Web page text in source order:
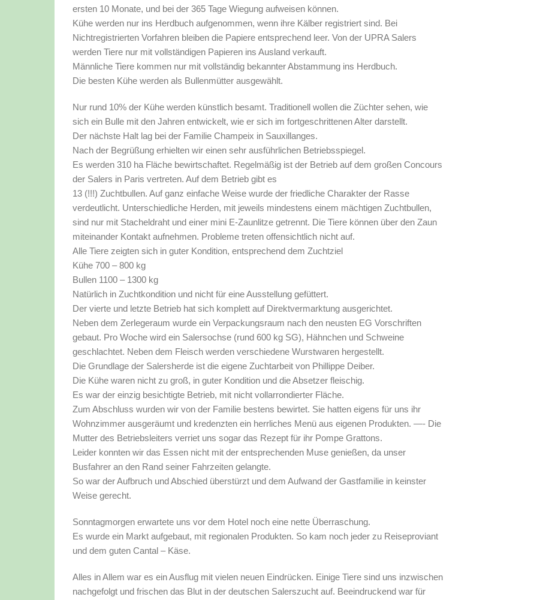
ersten 10 Monate, und bei der 365 Tage Wiegung aufweisen können.
Kühe werden nur ins Herdbuch aufgenommen, wenn ihre Kälber registriert sind. Bei
Nichtregistrierten Vorfahren bleiben die Papiere entsprechend leer. Von der UPRA Salers
werden Tiere nur mit vollständigen Papieren ins Ausland verkauft.
Männliche Tiere kommen nur mit vollständig bekannter Abstammung ins Herdbuch.
Die besten Kühe werden als Bullenmütter ausgewählt.
Nur rund 10% der Kühe werden künstlich besamt. Traditionell wollen die Züchter sehen, wie
sich ein Bulle mit den Jahren entwickelt, wie er sich im fortgeschrittenen Alter darstellt.
Der nächste Halt lag bei der Familie Champeix in Sauxillanges.
Nach der Begrüßung erhielten wir einen sehr ausführlichen Betriebsspiegel.
Es werden 310 ha Fläche bewirtschaftet. Regelmäßig ist der Betrieb auf dem großen Concours
der Salers in Paris vertreten. Auf dem Betrieb gibt es
13 (!!!) Zuchtbullen. Auf ganz einfache Weise wurde der friedliche Charakter der Rasse
verdeutlicht. Unterschiedliche Herden, mit jeweils mindestens einem mächtigen Zuchtbullen,
sind nur mit Stacheldraht und einer mini E-Zaunlitze getrennt. Die Tiere können über den Zaun
miteinander Kontakt aufnehmen. Probleme treten offensichtlich nicht auf.
Alle Tiere zeigten sich in guter Kondition, entsprechend dem Zuchtziel
Kühe 700 – 800 kg
Bullen 1100 – 1300 kg
Natürlich in Zuchtkondition und nicht für eine Ausstellung gefüttert.
Der vierte und letzte Betrieb hat sich komplett auf Direktvermarktung ausgerichtet.
Neben dem Zerlegeraum wurde ein Verpackungsraum nach den neusten EG Vorschriften
gebaut. Pro Woche wird ein Salersochse (rund 600 kg SG), Hähnchen und Schweine
geschlachtet. Neben dem Fleisch werden verschiedene Wurstwaren hergestellt.
Die Grundlage der Salersherde ist die eigene Zuchtarbeit von Phillippe Deiber.
Die Kühe waren nicht zu groß, in guter Kondition und die Absetzer fleischig.
Es war der einzig besichtigte Betrieb, mit nicht vollarrondierter Fläche.
Zum Abschluss wurden wir von der Familie bestens bewirtet. Sie hatten eigens für uns ihr
Wohnzimmer ausgeräumt und kredenzten ein herrliches Menü aus eigenen Produkten. —- Die
Mutter des Betriebsleiters verriet uns sogar das Rezept für ihr Pompe Grattons.
Leider konnten wir das Essen nicht mit der entsprechenden Muse genießen, da unser
Busfahrer an den Rand seiner Fahrzeiten gelangte.
So war der Aufbruch und Abschied überstürzt und dem Aufwand der Gastfamilie in keinster
Weise gerecht.
Sonntagmorgen erwartete uns vor dem Hotel noch eine nette Überraschung.
Es wurde ein Markt aufgebaut, mit regionalen Produkten. So kam noch jeder zu Reiseproviant
und dem guten Cantal – Käse.
Alles in Allem war es ein Ausflug mit vielen neuen Eindrücken. Einige Tiere sind uns inzwischen
nachgefolgt und frischen das Blut in der deutschen Salerszucht auf. Beeindruckend war für